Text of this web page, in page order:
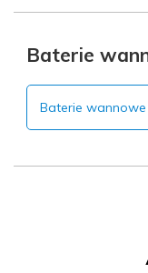
Baterie
Baterie